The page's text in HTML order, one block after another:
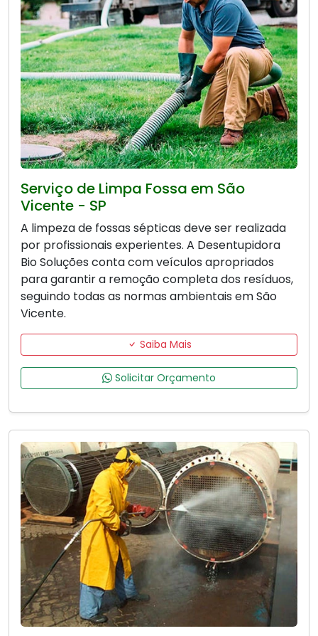
Serviço de Limpa Fossa em São
Vicente - SP
A limpeza de fossas sépticas deve ser realizada
por profissionais experientes. A Desentupidora
Bio Soluções conta com veículos apropriados
para garantir a remoção completa dos resíduos,
seguindo todas as normas ambientais em São
Vicente.
Saiba Mais
Solicitar Orçamento